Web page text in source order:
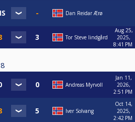
Dan Reidar Ærø
Tor Steve lindgård
Aug 25,
2025,
8:41 PM
8
Andreas Myrvoll
Jan 11,
2026,
2:51 PM
Iver Solvang
Oct 14,
2025,
2:42 PM